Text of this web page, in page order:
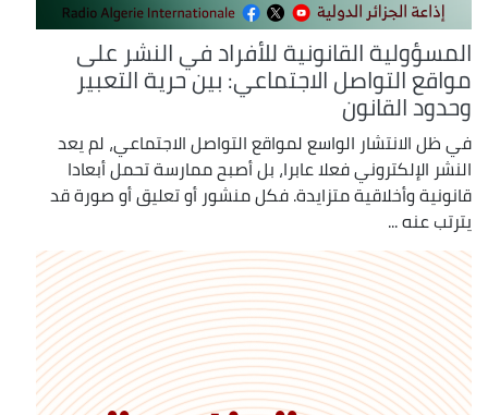
المسؤولية القانونية للأفراد في النشر على
مواقع التواصل الاجتماعي: بين حرية التعبير
وحدود القانون
في ظل الانتشار الواسع لمواقع التواصل الاجتماعي، لم يعد
النشر الإلكتروني فعلا عابرا، بل أصبح ممارسة تحمل أبعادا
قانونية وأخلاقية متزايدة. فكل منشور أو تعليق أو صورة قد
يترتب عنه ...